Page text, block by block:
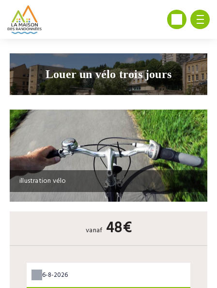
Louer un vélo trois jours
illustration vélo
vanaf 48€